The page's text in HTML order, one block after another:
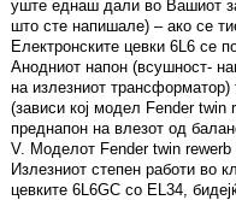
уште еднаш дали во Вашиот
што сте напишале) – ако се
Електронските цевки 6L6 се
Анодниот напон (всушност-
на излезниот
(зависи кој модел Fender twin
преднапон на влезот од
V. Моделот Fender twin rewerb
Излезниот степен работи во
цевките 6L6GC со EL34,